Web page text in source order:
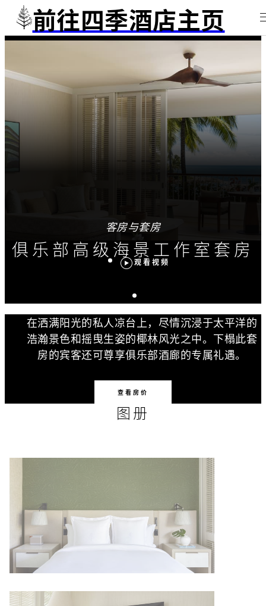
前往四季酒店主页
客房与套房
俱乐部高级海景工作室套房
观看视频
在洒满阳光的私人凉台上，尽情沉浸于太平洋的
浩瀚景色和摇曳生姿的椰林风光之中。下榻此套
房的宾客还可尊享俱乐部酒廊的专属礼遇。
查看房价
图册